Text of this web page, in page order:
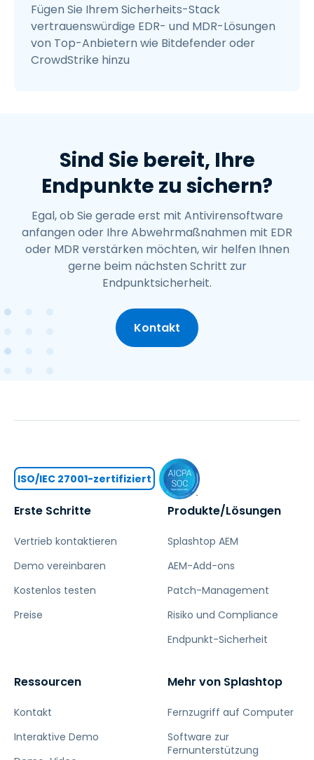
Fügen Sie Ihrem Sicherheits-Stack
vertrauenswürdige EDR- und MDR-Lösungen
von Top-Anbietern wie Bitdefender oder
CrowdStrike hinzu
Sind Sie bereit, Ihre
Endpunkte zu sichern?
Egal, ob Sie gerade erst mit Antivirensoftware
anfangen oder Ihre Abwehrmaßnahmen mit EDR
oder MDR verstärken möchten, wir helfen Ihnen
gerne beim nächsten Schritt zur
Endpunktsicherheit.
Kontakt
Erste Schritte
Vertrieb kontaktieren
Demo vereinbaren
Kostenlos testen
Preise
Produkte/Lösungen
Splashtop AEM
AEM-Add-ons
Patch-Management
Risiko und Compliance
Endpunkt-Sicherheit
Ressourcen
Kontakt
Interaktive Demo
Mehr von Splashtop
Fernzugriff auf Computer
Software zur
Fernunterstützung
ISO/IEC 27001-zertifiziert